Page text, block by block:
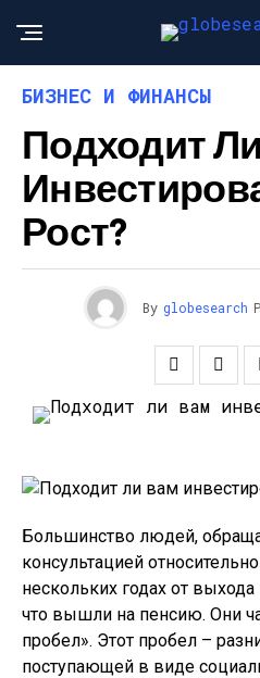
БИЗНЕС И ФИНАНСЫ
Подходит
Рост?
By globesearch
Большинство людей,
консультацией
нескольких годах от
что вышли на пенсию. Они
пробел». Этот пробел –
поступающей в виде